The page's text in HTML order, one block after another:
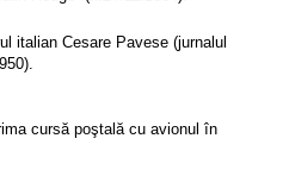
italian Cesare Pavese (jurnalul
cursă poştală cu avionul în